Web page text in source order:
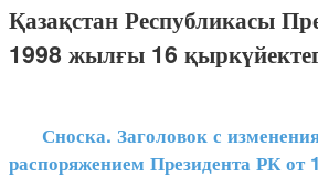
Қазақстан Республикасы
1998 жылғы 16
Сноска. Заголовок с
распоряжением Президента РК от